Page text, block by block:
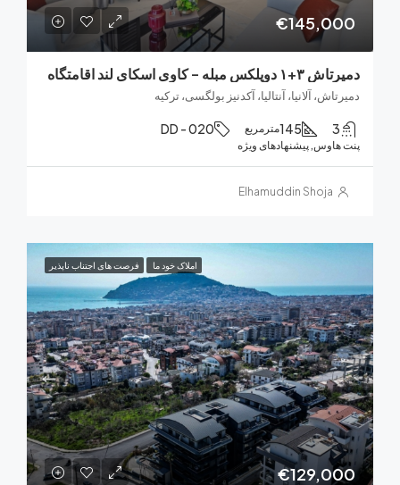
آلانیا، آنتالیا، آکدنیز بولگسی، ترکیه
145 مترمربع DD - 020
پیشنهادهای ویژه
Elhamuddin Shoja
فرصت های اجتناب ناپذیر